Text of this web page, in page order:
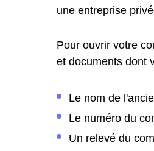
une entreprise
Pour ouvrir votre
et documents dont
Le nom de
Le numéro du
Un relevé du